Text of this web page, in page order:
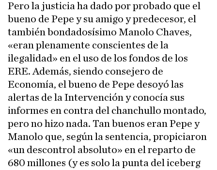
Pero la justicia ha dado por probado que el
bueno de Pepe y su amigo y predecesor, el
también bondadosísimo Manolo Chaves,
«eran plenamente conscientes de la
ilegalidad» en el uso de los fondos de los
ERE. Además, siendo consejero de
Economía, el bueno de Pepe desoyó las
alertas de la Intervención y conocía sus
informes en contra del chanchullo montado,
pero no hizo nada. Tan buenos eran Pepe y
Manolo que, según la sentencia, propiciaron
«un descontrol absoluto» en el reparto de
680 millones (y es solo la punta del iceberg